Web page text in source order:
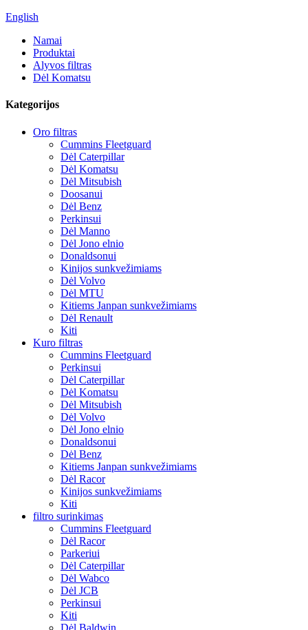
English
Namai
Produktai
Alyvos filtras
Dėl Komatsu
Kategorijos
Oro filtras
Cummins Fleetguard
Dėl Caterpillar
Dėl Komatsu
Dėl Mitsubish
Doosanui
Dėl Benz
Perkinsui
Dėl Manno
Dėl Jono elnio
Donaldsonui
Kinijos sunkvežimiams
Dėl Volvo
Dėl MTU
Kitiems Janpan sunkvežimiams
Dėl Renault
Kiti
Kuro filtras
Cummins Fleetguard
Perkinsui
Dėl Caterpillar
Dėl Komatsu
Dėl Mitsubish
Dėl Volvo
Dėl Jono elnio
Donaldsonui
Dėl Benz
Kitiems Janpan sunkvežimiams
Dėl Racor
Kinijos sunkvežimiams
Kiti
filtro surinkimas
Cummins Fleetguard
Dėl Racor
Parkeriui
Dėl Caterpillar
Dėl Wabco
Dėl JCB
Perkinsui
Kiti
Dėl Baldwin